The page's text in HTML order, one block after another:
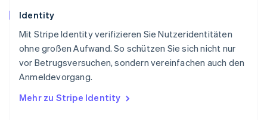
Identity
Mit Stripe Identity verifizieren Sie Nutzeridentitäten
ohne großen Aufwand. So schützen Sie sich nicht nur
vor Betrugsversuchen, sondern vereinfachen auch den
Anmeldevorgang.
Mehr zu Stripe Identity
Svenska
DeutschFrançais ItalianoEnglish
Singapur
English简体中文
Slowakei
Slowenien